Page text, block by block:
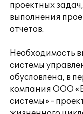
проектных
выполнения
отчетов.
Необходимость
системы
обусловлена, в
компания ООО
системы» -